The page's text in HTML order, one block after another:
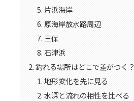
片浜海岸
原海岸放水路周辺
三保
石津浜
釣れる場所はどこで差がつく？
地形変化を先に見る
水深と流れの相性を比べる